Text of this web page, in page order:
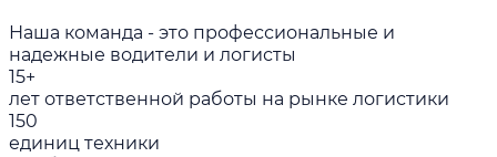
Наша команда - это профессиональные и
надежные водители и логисты
15+
лет ответственной работы на рынке логистики
150
единиц техники